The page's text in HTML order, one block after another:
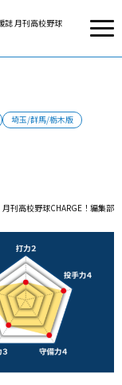
誌 月刊高校野球
埼玉/群馬/栃木版
月刊高校野球CHARGE！編集部